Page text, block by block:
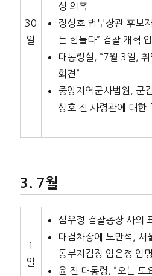
30
일
성 의혹
정성호 법무장관 후보
는 힘들다” 검찰 개혁
대통령실, “7월 3일,
회견”
중앙지역군사법원, 군
상호 전 사령관에 대한
7월
1
일
심우정 검찰총장 사의
대검차장에 노만석, 서
동부지검장 임은정 임명
윤 전 대통령, “오는 토